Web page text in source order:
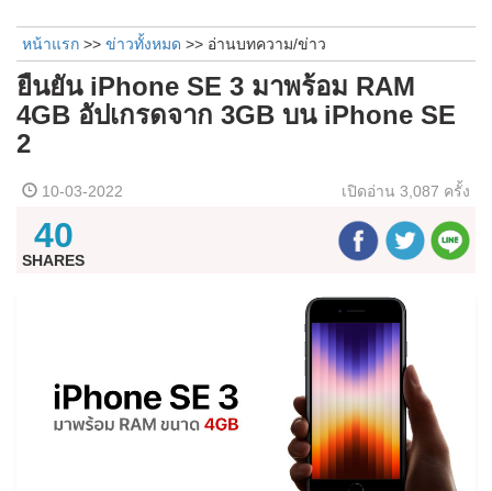
หน้าแรก >> ข่าวทั้งหมด >> อ่านบทความ/ข่าว
ยืนยัน iPhone SE 3 มาพร้อม RAM
4GB อัปเกรดจาก 3GB บน iPhone SE
2
10-03-2022 เปิดอ่าน 3,087 ครั้ง
40
SHARES